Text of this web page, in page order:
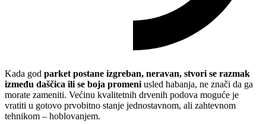
Kada god parket postane izgreban, neravan, stvori se razmak
između daščica ili se boja promeni usled habanja, ne znači da ga
morate zameniti. Većinu kvalitetnih drvenih podova moguće je
vratiti u gotovo prvobitno stanje jednostavnom, ali zahtevnom
tehnikom – hoblovanjem.